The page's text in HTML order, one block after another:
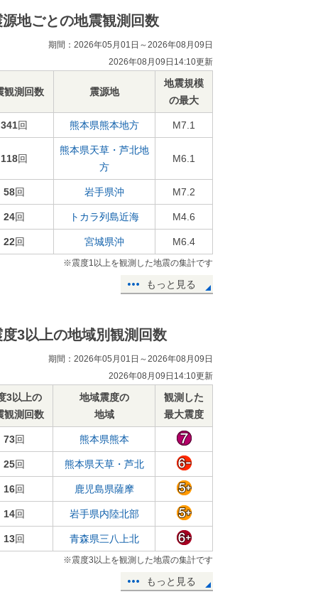
源地ごとの地震観測回数
期間：2026年05月01日～2026年08月09日
2026年08月09日14:10更新
観測回数 震源地
地震規模
の最大
341回 熊本県熊本地方 M7.1
118回
熊本県天草・芦北地
方
M6.1
58回 岩手県沖 M7.2
24回 トカラ列島近海 M4.6
22回 宮城県沖 M6.4
※震度1以上を観測した地震の集計です
もっと見る
度3以上の地域別観測回数
期間：2026年05月01日～2026年08月09日
2026年08月09日14:10更新
3以上の
観測回数
地域震度の
地域
観測した
最大震度
73回 熊本県熊本
25回 熊本県天草・芦北
16回 鹿児島県薩摩
14回 岩手県内陸北部
13回 青森県三八上北
※震度3以上を観測した地震の集計です
もっと見る